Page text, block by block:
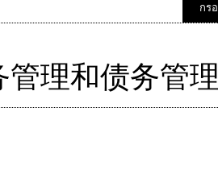
กร
理和债务管